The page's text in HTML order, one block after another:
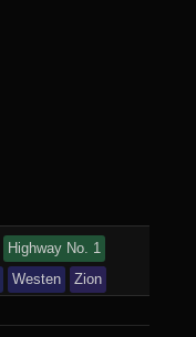
Highway No. 1
Westen Zion